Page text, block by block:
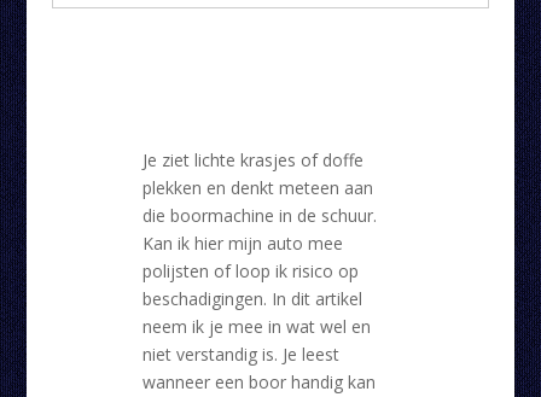
Je ziet lichte krasjes of doffe
plekken en denkt meteen aan
die boormachine in de schuur.
Kan ik hier mijn auto mee
polijsten of loop ik risico op
beschadigingen. In dit artikel
neem ik je mee in wat wel en
niet verstandig is. Je leest
wanneer een boor handig kan